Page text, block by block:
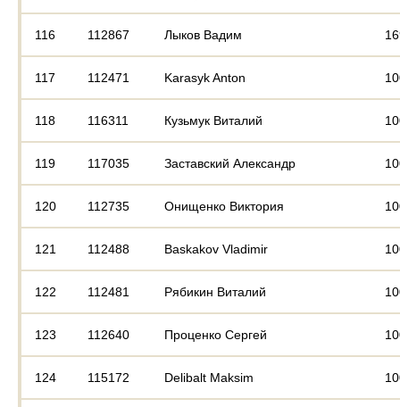
116 112867 Лыков Вадим
117 112471 Karasyk Anton
118 116311 Кузьмук Виталий
119 117035 Заставский Александр
120 112735 Онищенко Виктория
121 112488 Baskakov Vladimir
122 112481 Рябикин Виталий
123 112640 Проценко Сергей
124 115172 Delibalt Maksim